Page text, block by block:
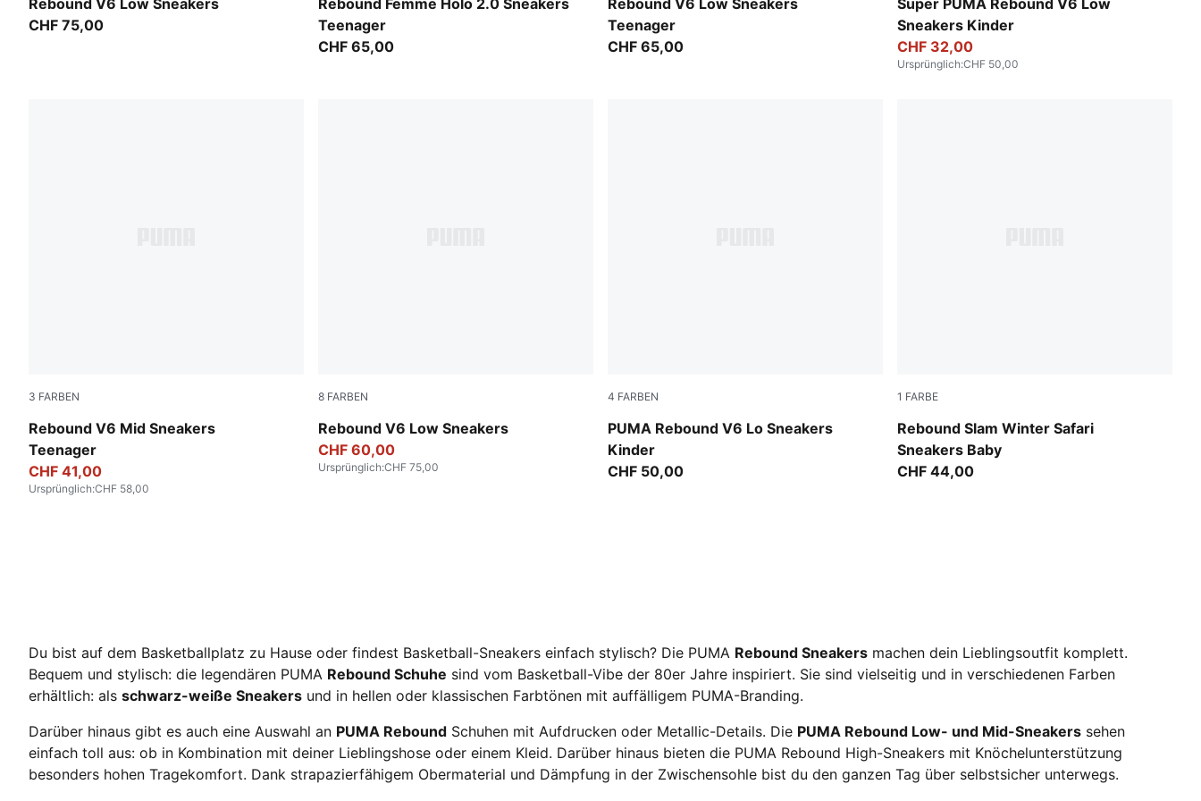
Rebound V6 Low Sneakers
CHF 75,00
Rebound Femme Holo 2.0 Sneakers
Teenager
CHF 65,00
Rebound V6 Low Sneakers
Teenager
CHF 65,00
Super PUMA Rebound V6 Low
Sneakers Kinder
CHF 32,00
Ursprünglich:CHF 50,00
3 FARBEN
Rebound V6 Mid Sneakers
Teenager
PUMA White-PUMA Black-For All Time Red
CHF 41,00
Ursprünglich:CHF 58,00
8 FARBEN
Rebound V6 Low Sneakers
PUMA White-Cool Light Gray
CHF 60,00
Ursprünglich:CHF 75,00
4 FARBEN
PUMA Rebound V6 Lo Sneakers
Kinder
PUMA White-PUMA Black
CHF 50,00
1 FARBE
Rebound Slam Winter Safari
Sneakers Baby
Silver Fog-Birch-PUMA White
CHF 44,00
Du bist auf dem Basketballplatz zu Hause oder findest Basketball-Sneakers einfach stylisch? Die PUMA Rebound Sneakers machen dein Lieblingsoutfit komplett.
Bequem und stylisch: die legendären PUMA Rebound Schuhe sind vom Basketball-Vibe der 80er Jahre inspiriert. Sie sind vielseitig und in verschiedenen Farben
erhältlich: als schwarz-weiße Sneakers und in hellen oder klassischen Farbtönen mit auffälligem PUMA-Branding.
Darüber hinaus gibt es auch eine Auswahl an PUMA Rebound Schuhen mit Aufdrucken oder Metallic-Details. Die PUMA Rebound Low- und Mid-Sneakers sehen
einfach toll aus: ob in Kombination mit deiner Lieblingshose oder einem Kleid. Darüber hinaus bieten die PUMA Rebound High-Sneakers mit Knöchelunterstützung
besonders hohen Tragekomfort. Dank strapazierfähigem Obermaterial und Dämpfung in der Zwischensohle bist du den ganzen Tag über selbstsicher unterwegs.